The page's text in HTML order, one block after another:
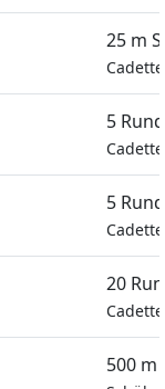
25 m
5
5
20
500 m